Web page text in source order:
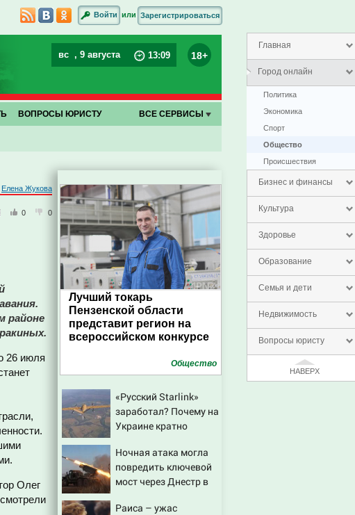
Главная
Город онлайн
Политика
Экономика
Спорт
Общество
Проиcшествия
Бизнес и финансы
Культура
Здоровье
Образование
Семья и дети
Недвижимость
Вопросы юристу
НАВЕРХ
Войти или Зарегистрироваться
вс , 9 августа 13:09 18+
ВОПРОСЫ ЮРИСТУ ВСЕ СЕРВИСЫ
Елена Жукова
0 0
районе
26 июля
Олег
Лучший токарь
Пензенской области
представит регион на
всероссийском конкурсе
Общество
«Русский Starlink»
заработал? Почему на
Украине кратно
попаданий по
объектам ВСУ
Ночная атака могла
повредить ключевой
мост через Днестр в
Раиса – ужас